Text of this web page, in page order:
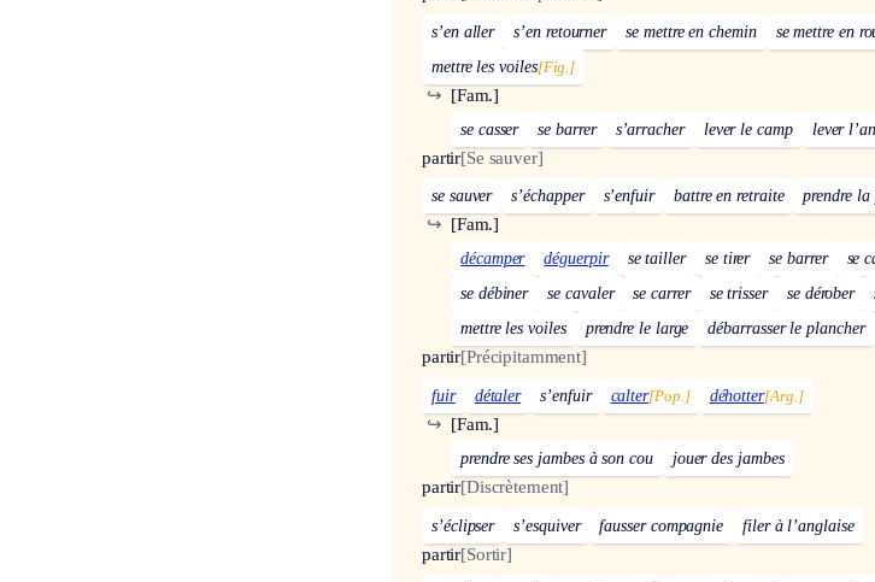
s’en aller s’en retourner se mettre en chemin se mettre en
mettre les voiles[Fig.]
[Fam.]
↪
se casser se barrer s’arracher lever le camp lever
partir[Se sauver]
se sauver s’échapper s’enfuir battre en retraite prendre la
[Fam.]
↪
décamper déguerpir se tailler se tirer se barrer se
se débiner
se cavaler se carrer se trisser se dérober
mettre les voiles
prendre le large débarrasser le plancher
partir[Précipitamment]
fuir détaler s’enfuir calter[Pop.] déhotter[Arg.]
[Fam.]
↪
prendre ses jambes à son cou jouer des jambes
partir[Discrètement]
s’éclipser s’esquiver fausser compagnie filer à l’anglaise
partir[Sortir]